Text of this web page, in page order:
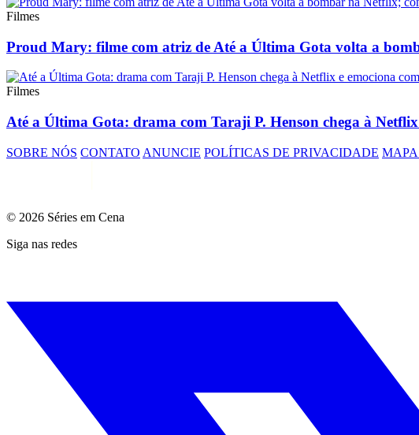
Filmes
Proud Mary: filme com atriz de Até a Última Gota volta a
Filmes
Até a Última Gota: drama com Taraji P. Henson chega à
SOBRE NÓS CONTATO ANUNCIE POLÍTICAS DE PRIVACIDADE
© 2026 Séries em Cena
Siga nas redes